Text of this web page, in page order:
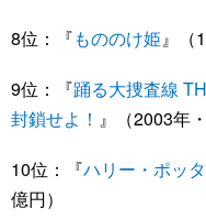
8位：『もののけ姫』（
9位：『踊る大捜査線
封鎖せよ！ 』（2003年
10位：『ハリー・ポッ
億円）